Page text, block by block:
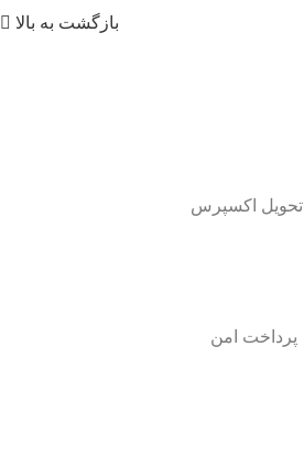
بازگشت به بالا
تحویل اکسپرس
پرداخت امن